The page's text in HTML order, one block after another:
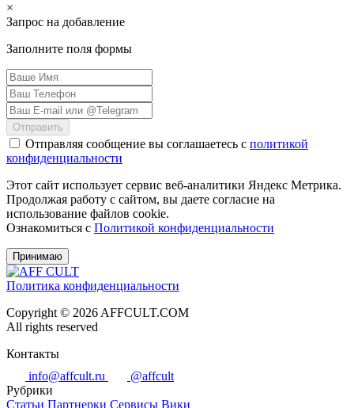
×
Запрос на добавление
Заполните поля формы
Отправить
Отправляя сообщение вы соглашаетесь с политикой
конфиденциальности
Этот сайт использует сервис веб-аналитики Яндекс Метрика.
Продолжая работу с сайтом, вы даете согласие на
использование файлов cookie.
Ознакомиться с Политикой конфиденциальности
Принимаю
Политика конфиденциальности
Copyright © 2026 AFFCULT.COM
All rights reserved
Контакты
info@affcult.ru
@affcult
Рубрики
Статьи Партнерки Сервисы Вики